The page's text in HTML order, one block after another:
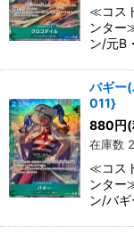
≪コス
ンタ
ン/元
バギー
011}
880円
在庫数
≪コス
ンタ
ン/バ